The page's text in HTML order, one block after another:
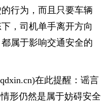
行为，而且只要车辆
，司机单手离开方向
属于影响交通安全的
)在此提醒：谣言
形仍然是属于妨碍安全